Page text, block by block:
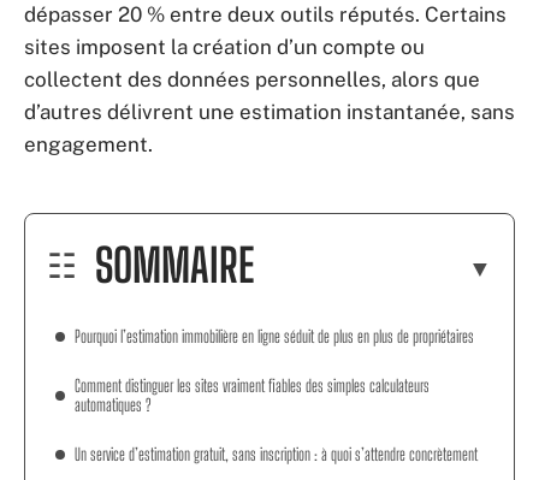
dépasser 20 % entre deux outils réputés. Certains
sites imposent la création d’un compte ou
collectent des données personnelles, alors que
d’autres délivrent une estimation instantanée, sans
engagement.
SOMMAIRE
Pourquoi l’estimation immobilière en ligne séduit de plus en plus de propriétaires
Comment distinguer les sites vraiment fiables des simples calculateurs
automatiques ?
Un service d’estimation gratuit, sans inscription : à quoi s’attendre concrètement